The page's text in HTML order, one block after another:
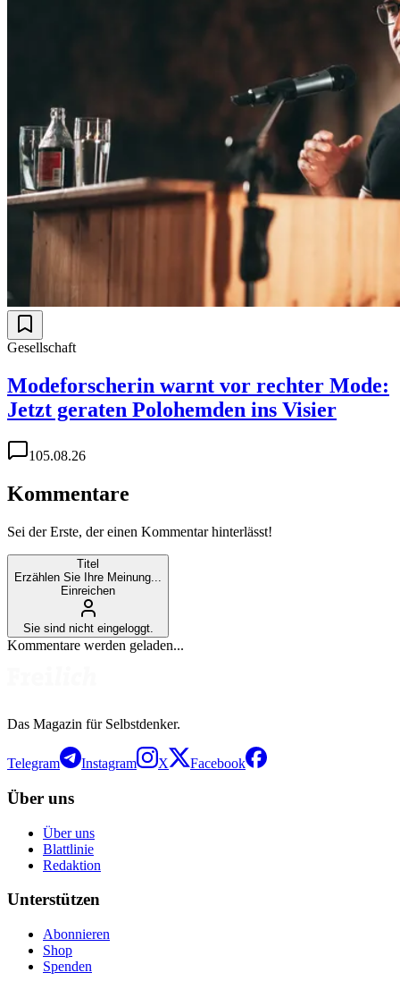
Gesellschaft
Modeforscherin warnt vor rechter Mode:
Jetzt geraten Polohemden ins Visier
105.08.26
Kommentare
Sei der Erste, der einen Kommentar hinterlässt!
Titel
Erzählen Sie Ihre Meinung...
Einreichen
Sie sind nicht eingeloggt.
Kommentare werden geladen...
Das Magazin für Selbstdenker.
Telegram Instagram X Facebook
Über uns
Über uns
Blattlinie
Redaktion
Unterstützen
Abonnieren
Shop
Spenden